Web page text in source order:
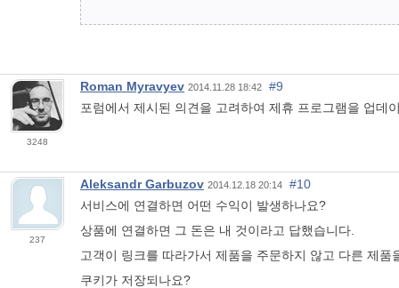
3248
Roman Myravyev 2014.11.28 18:42
#9
포럼에서 제시된 의견을 고려하여 제휴 프로그램을 업데
237
Aleksandr Garbuzov 2014.12.18 20:14
#10
서비스에 연결하면 어떤 수익이 발생하나요?
상품에 연결하면 그 돈은 내 것이라고 답했습니다.
고객이 링크를 따라가서 제품을 주문하지 않고 다른 제
쿠키가 저장되나요?